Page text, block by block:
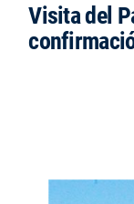
Visita del